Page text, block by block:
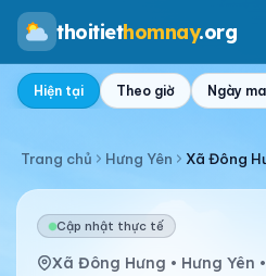
thoitiethomnay.org
Hiện tại Theo giờ Ngày
Trang chủ Hưng Yên Xã Đông
Cập nhật thực tế
Xã Đông Hưng • Hưng Yên